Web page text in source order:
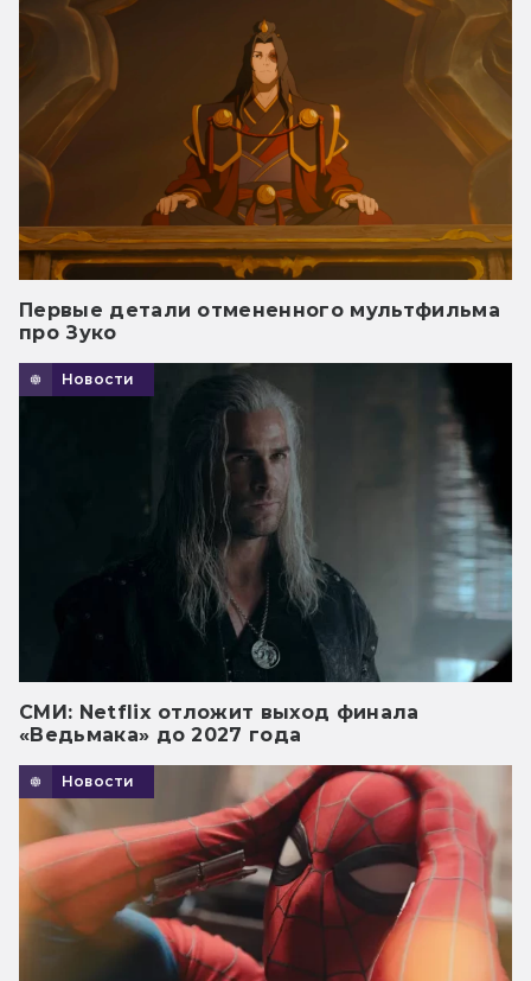
Первые детали отмененного мультфильма
про Зуко
Новости
СМИ: Netflix отложит выход финала
«Ведьмака» до 2027 года
Новости